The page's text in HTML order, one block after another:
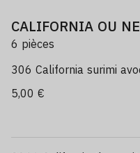
CALIFORNIA OU
6 pièces
306 California surimi
5,00 €